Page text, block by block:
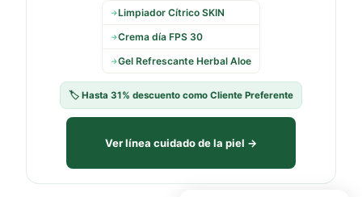
→Limpiador Cítrico SKIN
→Crema día FPS 30
→Gel Refrescante Herbal Aloe
🏷️ Hasta 31% descuento como Cliente Preferente
Ver línea cuidado de la piel →